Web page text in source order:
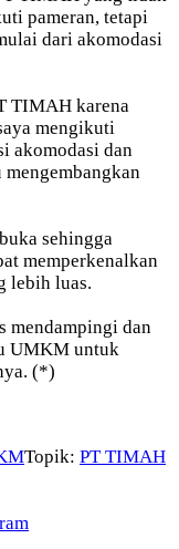
pameran, tetapi
dari akomodasi
TIMAH karena
mengikuti
akomodasi dan
mengembangkan
sehingga
memperkenalkan
lebih luas.
mendampingi dan
UMKM untuk
(*)
Topik: PT TIMAH